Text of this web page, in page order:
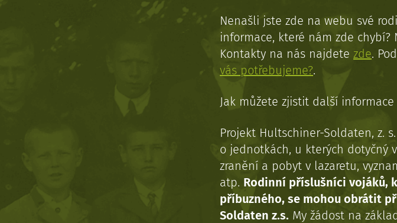
Nenašli jste zde na webu své
informace, které nám zde
Kontakty na nás najdete zde.
vás potřebujeme?.
Jak můžete zjistit další
Projekt Hultschiner-Soldaten, z.
o jednotkách, u kterých dotyčný
zranění a pobyt v lazaretu,
atp. Rodinní příslušníci vojáků,
příbuzného, se mohou obrátit
Soldaten z.s. My žádost na